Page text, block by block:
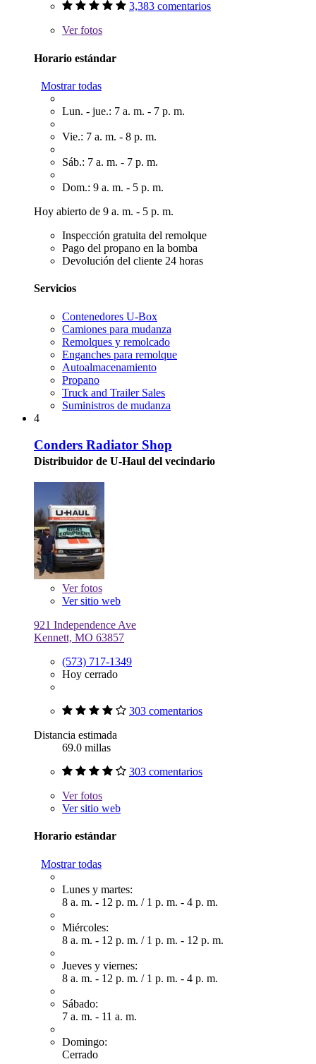
3,383 comentarios
Verfotos
Horario estándar
Mostrar todas
Lun. - jue.: 7 a. m. - 7 p. m.
Vie.: 7 a. m. - 8 p. m.
Sáb.: 7 a. m. - 7 p. m.
Dom.: 9 a. m. - 5 p. m.
Hoy abierto de 9 a. m. - 5 p. m.
Inspección gratuita del remolque
Pago del propano en la bomba
Devolución del cliente 24 horas
Servicios
Contenedores U-Box
Camiones para mudanza
Remolques y remolcado
Enganches para remolque
Autoalmacenamiento
Propano
Truck and Trailer Sales
Suministros de mudanza
4
Conders Radiator Shop
Distribuidor de U-Haul del vecindario
Verfotos
Ver sitio web
921 Independence Ave
Kennett, MO 63857
(573) 717-1349
Hoy cerrado
303 comentarios
Distancia estimada
69.0 millas
303 comentarios
Verfotos
Ver sitio web
Horario estándar
Mostrar todas
Lunes y martes:
8 a. m. - 12 p. m. / 1 p. m. - 4 p. m.
Miércoles:
8 a. m. - 12 p. m. / 1 p. m. - 12 p. m.
Jueves y viernes:
8 a. m. - 12 p. m. / 1 p. m. - 4 p. m.
Sábado:
7 a. m. - 11 a. m.
Domingo:
Cerrado